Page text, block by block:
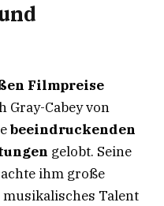
Filmpreise
Gray-Cabey von
beeindruckenden
gelobt. Seine
ihm große
Talent